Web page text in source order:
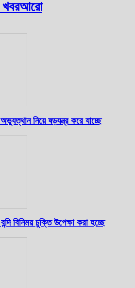
আরো
নিয়ে ষড়যন্ত্র করে যাচ্ছে
বিনিময় চুক্তি উপেক্ষা করা হচ্ছে